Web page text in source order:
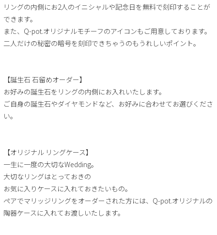
リングの内側にお2人のイニシャルや記念日を無料で刻印することが
できます。
また、Q-pot.オリジナルモチーフのアイコンもご用意しております。
二人だけの秘密の暗号を刻印できちゃうのもうれしいポイント。
【誕生石 石留めオーダー】
お好みの誕生石をリングの内側にお入れいたします。
ご自身の誕生石やダイヤモンドなど、お好みに合わせてお選びくださ
い。
【オリジナル リングケース】
一生に一度の大切なWedding。
大切なリングはとっておきの
お気に入りケースに入れておきたいもの。
ペアでマリッジリングをオーダーされた方には、Q-pot.オリジナルの
陶器ケースに入れてお渡しいたします。